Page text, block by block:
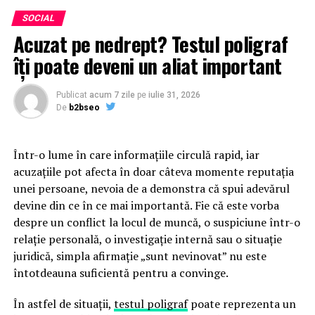
SOCIAL
Acuzat pe nedrept? Testul poligraf
îţi poate deveni un aliat important
Publicat acum 7 zile pe iulie 31, 2026
De b2bseo
Într-o lume în care informațiile circulă rapid, iar
acuzațiile pot afecta în doar câteva momente reputația
unei persoane, nevoia de a demonstra că spui adevărul
devine din ce în ce mai importantă. Fie că este vorba
despre un conflict la locul de muncă, o suspiciune într-o
relație personală, o investigație internă sau o situație
juridică, simpla afirmație „sunt nevinovat” nu este
întotdeauna suficientă pentru a convinge.
În astfel de situații, testul poligrafpoate reprezenta un